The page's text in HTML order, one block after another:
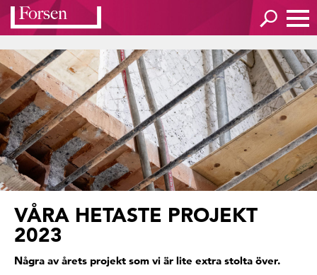
VÅRA HETASTE PROJEKT
2023
Några av årets projekt som vi är lite extra stolta över.